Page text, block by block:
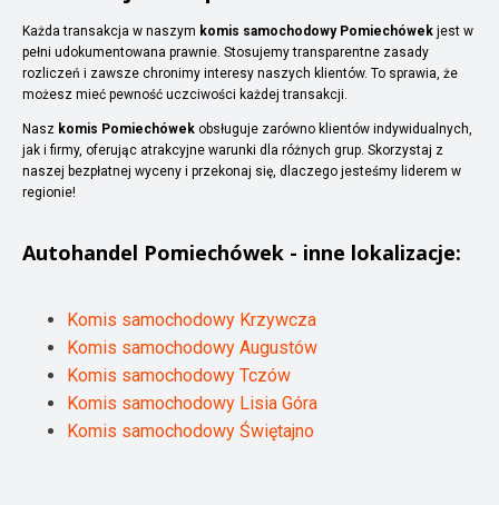
Każda transakcja w naszym komis samochodowy Pomiechówek jest w
pełni udokumentowana prawnie. Stosujemy transparentne zasady
rozliczeń i zawsze chronimy interesy naszych klientów. To sprawia, że
możesz mieć pewność uczciwości każdej transakcji.
Nasz komis Pomiechówek obsługuje zarówno klientów indywidualnych,
jak i firmy, oferując atrakcyjne warunki dla różnych grup. Skorzystaj z
naszej bezpłatnej wyceny i przekonaj się, dlaczego jesteśmy liderem w
regionie!
Autohandel Pomiechówek - inne lokalizacje:
Komis samochodowy Krzywcza
Komis samochodowy Augustów
Komis samochodowy Tczów
Komis samochodowy Lisia Góra
Komis samochodowy Świętajno